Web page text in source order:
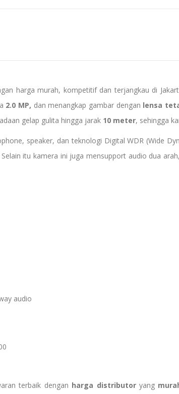
harga murah, kompetitif dan terjangkau di
2.0 MP, dan menangkap gambar dengan lensa
gelap gulita hingga jarak 10 meter, sehingga
speaker, dan teknologi Digital WDR (Wide
itu kamera ini juga mensupport audio dua
audio
terbaik dengan harga distributoryang